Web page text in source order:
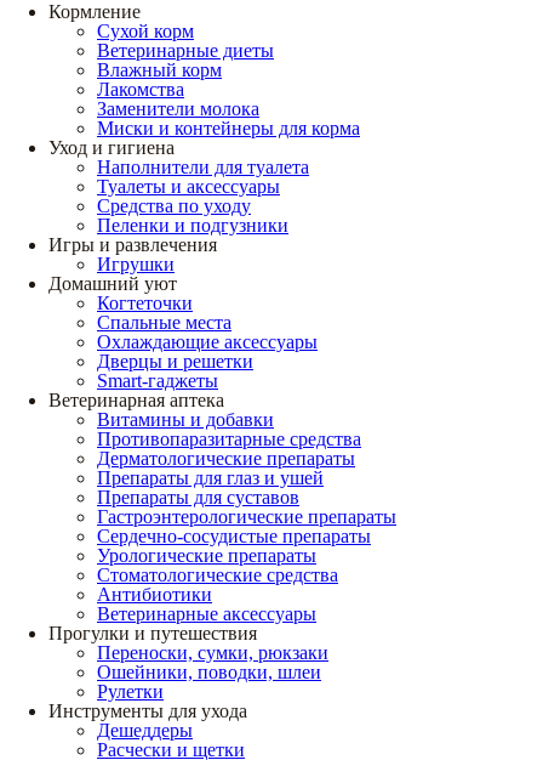
Кормление
Сухой корм
Ветеринарные диеты
Влажный корм
Лакомства
Заменители молока
Миски и контейнеры для корма
Уход и гигиена
Наполнители для туалета
Туалеты и аксессуары
Средства по уходу
Пеленки и подгузники
Игры и развлечения
Игрушки
Домашний уют
Когтеточки
Спальные места
Охлаждающие аксессуары
Дверцы и решетки
Smart-гаджеты
Ветеринарная аптека
Витамины и добавки
Противопаразитарные средства
Дерматологические препараты
Препараты для глаз и ушей
Препараты для суставов
Гастроэнтерологические препараты
Сердечно-сосудистые препараты
Урологические препараты
Стоматологические средства
Антибиотики
Ветеринарные аксессуары
Прогулки и путешествия
Переноски, сумки, рюкзаки
Ошейники, поводки, шлеи
Рулетки
Инструменты для ухода
Дешеддеры
Расчески и щетки